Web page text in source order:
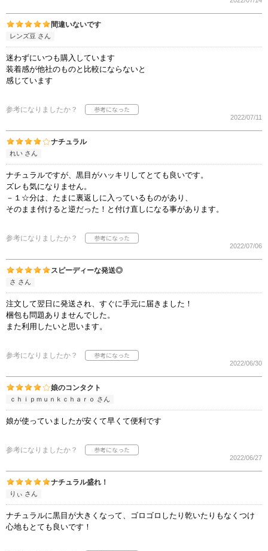
間違いないです
レンズ豆 さん
迷わずにいつも購入しています
装着感が他社のものと比較にならないと
感じています
参考になりましたか？
2022/07/11
ナチュラル
れい さん
ナチュラルですが、黒目がハッキリしてとても良いです。
ズレも気になりません。
－１☆分は、たまに裏返しに入っているものがあり、
そのまま付けると逆だった！と付け直しになる事があります。
参考になりましたか？
2022/07/06
スピーディーな発送◎
さ さん
注文して翌日に発送され、すぐに手元に届きました！
梱包も問題ありませんでした。
また利用したいと思います。
参考になりましたか？
2022/06/30
娘のコンタクト
ｃｈｉｐｍｕｎｋｃｈａｒｏ さん
娘が使っていましたが安くて早くて便利です
参考になりましたか？
2022/06/27
ナチュラル盛れ！
りぃ さん
ナチュラルに黒目が大きくなって、ゴロゴロしたり乾いたりもなくつけ
心地もとても良いです！